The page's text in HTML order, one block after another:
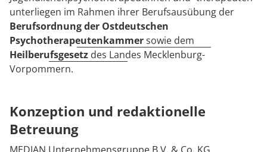
unterliegen im Rahmen ihrer Berufsausübung der
Berufsordnung der Ostdeutschen
Psychotherapeutenkammersowie dem
Heilberufsgesetz des Landes Mecklenburg-
Vorpommern.
Konzeption und redaktionelle
Betreuung